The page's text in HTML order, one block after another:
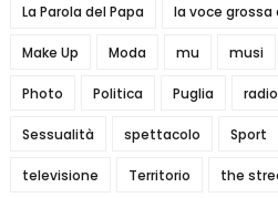
La Parola del Papa la voce grossa
Make Up Moda mu musi
Photo Politica Puglia radio
Sessualità spettacolo Sport
televisione Territorio the